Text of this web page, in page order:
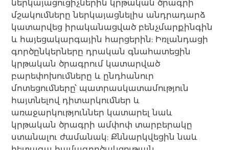
ներկայացուցիչներին կրթական ծրագրի
մշակումները ներկայացնելիս անդրադարձ
կատարվեց իրականացված բենչմարքինգին
և հայեցակարգային հարցերին: Իռլանդացի
գործընկերները դրական գնահատեցին
կրթական ծրագրում կատարված
բարեփոխումները և ընդհանուր
մոտեցումները՝ պատրասկատամություն
հայտնելով դիտարկումներ և
առաջարկություններ կատարել նաև
կրթական ծրագրի ամփոփ տարբերակը
ստանալու ժամանակ: Քննարկվեցին նաև